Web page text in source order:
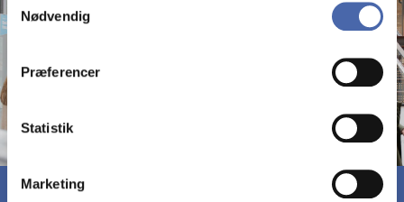
markedsføring. Du bestemmer selv - og kan altid trække
Nødvendig
Præferencer
Statistik
Marketing